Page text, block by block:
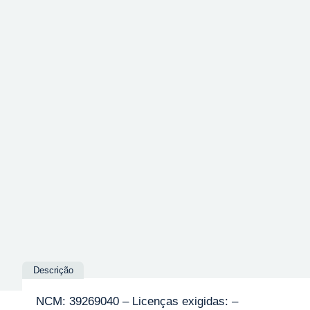
Descrição
NCM: 39269040 – Licenças exigidas: –